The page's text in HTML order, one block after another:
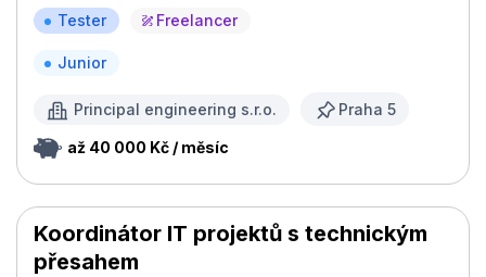
Tester Freelancer
Junior
Principal engineering s.r.o. Praha 5
až 40 000 Kč / měsíc
Koordinátor IT projektů s technickým
přesahem